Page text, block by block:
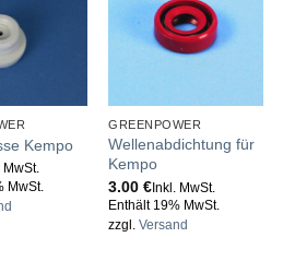
Kempo
MwSt.
MwSt.
GREENPOWER
Wellenabdichtung für
Kempo
3.00€ Inkl. MwSt.
Enthält 19% MwSt.
zzgl.Versand